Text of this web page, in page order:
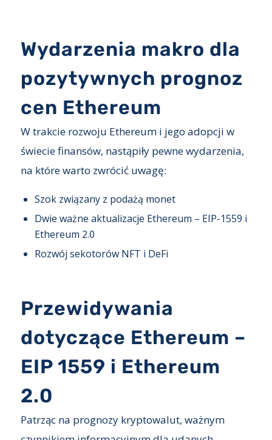
Wydarzenia makro dla
pozytywnych prognoz
cen Ethereum
W trakcie rozwoju Ethereum i jego adopcji w
świecie finansów, nastąpiły pewne wydarzenia,
na które warto zwrócić uwagę:
Szok związany z podażą monet
Dwie ważne aktualizacje Ethereum – EIP-1559 i
Ethereum 2.0
Rozwój sekotorów NFT i DeFi
Przewidywania
dotyczące Ethereum –
EIP 1559 i Ethereum
2.0
Patrząc na prognozy kryptowalut, ważnym